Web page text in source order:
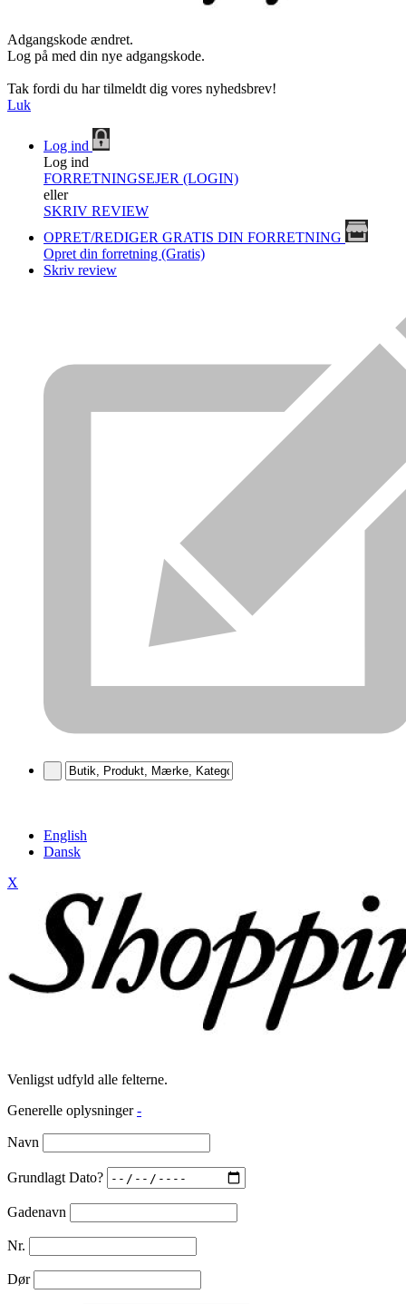
Adgangskode ændret.
Log på med din nye adgangskode.
Tak fordi du har tilmeldt dig vores nyhedsbrev!
Luk
Log ind
Log ind
FORRETNINGSEJER (LOGIN)
eller
SKRIV REVIEW
OPRET/REDIGER GRATIS DIN FORRETNING
Opret din forretning (Gratis)
Skriv review
English
Dansk
X
Venligst udfyld alle felterne.
Generelle oplysninger -
Navn
Grundlagt Dato?
Gadenavn
Nr.
Dør